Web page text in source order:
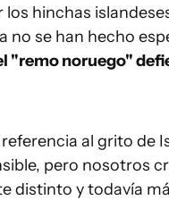
hinchas
no se han hecho
"remo noruego"
al grito de
pero nosotros
distinto y todavía